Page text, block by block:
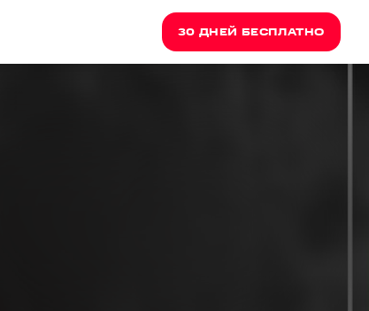
30 ДНЕЙ БЕСПЛАТНО